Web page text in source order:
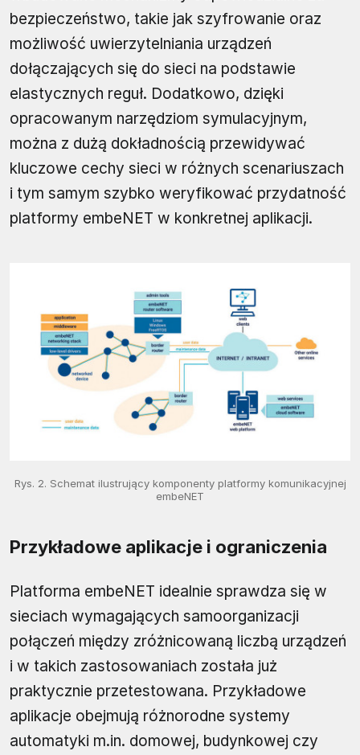
bezpieczeństwo, takie jak szyfrowanie oraz
możliwość uwierzytelniania urządzeń
dołączających się do sieci na podstawie
elastycznych reguł. Dodatkowo, dzięki
opracowanym narzędziom symulacyjnym,
można z dużą dokładnością przewidywać
kluczowe cechy sieci w różnych scenariuszach
i tym samym szybko weryfikować przydatność
platformy embeNET w konkretnej aplikacji.
Rys. 2. Schemat ilustrujący komponenty platformy komunikacyjnej
embeNET
Przykładowe aplikacje i ograniczenia
Platforma embeNET idealnie sprawdza się w
sieciach wymagających samoorganizacji
połączeń między zróżnicowaną liczbą urządzeń
i w takich zastosowaniach została już
praktycznie przetestowana. Przykładowe
aplikacje obejmują różnorodne systemy
automatyki m.in. domowej, budynkowej czy